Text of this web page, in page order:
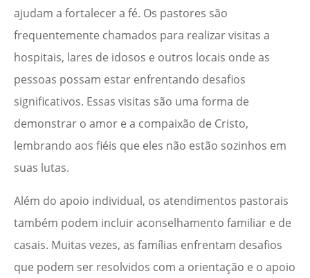
ajudam a fortalecer a fé. Os pastores são
frequentemente chamados para realizar visitas a
hospitais, lares de idosos e outros locais onde as
pessoas possam estar enfrentando desafios
significativos. Essas visitas são uma forma de
demonstrar o amor e a compaixão de Cristo,
lembrando aos fiéis que eles não estão sozinhos em
suas lutas.
Além do apoio individual, os atendimentos pastorais
também podem incluir aconselhamento familiar e de
casais. Muitas vezes, as famílias enfrentam desafios
que podem ser resolvidos com a orientação e o apoio